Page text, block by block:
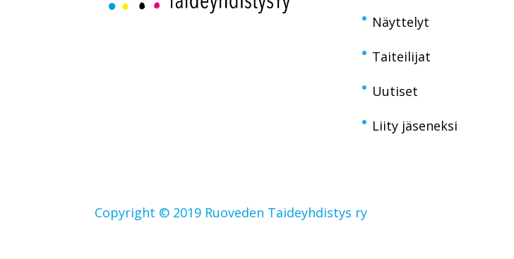
Näyttelyt
Taiteilijat
Uutiset
Liity jäseneksi
Copyright © 2019 Ruoveden Taideyhdistys ry